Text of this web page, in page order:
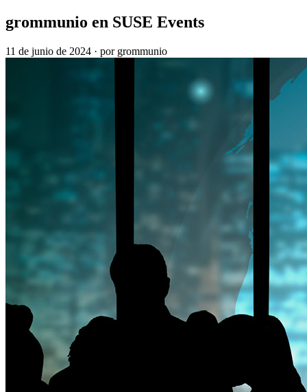
grommunio en SUSE Events
11 de junio de 2024 · por grommunio